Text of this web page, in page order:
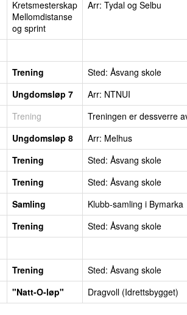
Kretsmesterskap
Mellomdistanse
og sprint
Arr: Tydal og Selbu
Trening
Sted: Åsvang skole
Ungdomsløp 7
Arr: NTNUI
Trening
Treningen er dessverre
Ungdomsløp 8
Arr: Melhus
Trening
Sted: Åsvang skole
Trening
Sted: Åsvang skole
Samling
Klubb-samling i Bymarka
Trening
Sted: Åsvang skole
Trening
Sted: Åsvang skole
"Natt-O-løp" Dragvoll (Idrettsbygget)